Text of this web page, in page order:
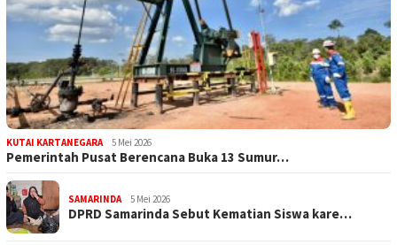
KUTAI KARTANEGARA 5 Mei 2026
Pemerintah Pusat Berencana Buka 13 Sumur…
SAMARINDA 5 Mei 2026
DPRD Samarinda Sebut Kematian Siswa kare…